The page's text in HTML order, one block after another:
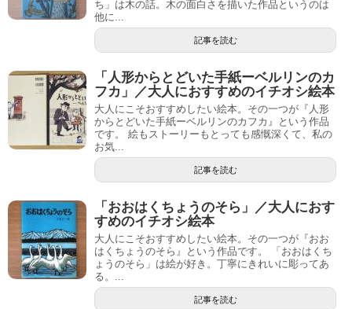
ち」は木の話。木の面白さを描いた作品というのは
他に...
記事を読む
「人形からとどいた手紙ーベルリンのカ
フカ」／大人におすすめのイチオシ絵本
大人にこそおすすめしたい絵本。その一つが『人形
からとどいた手紙ーベルリンのカフカ』という作品
です。 絵もストーリーもとっても感慨深くて、私の
お気...
記事を読む
「おおはくちょうのそら」／大人におす
すめのイチオシ絵本
大人にこそおすすめしたい絵本。その一つが『おお
はくちょうのそら』という作品です。 「おおはくち
ょうのそら」は絵が好き。丁寧にきれいに彫ってあ
る。...
記事を読む